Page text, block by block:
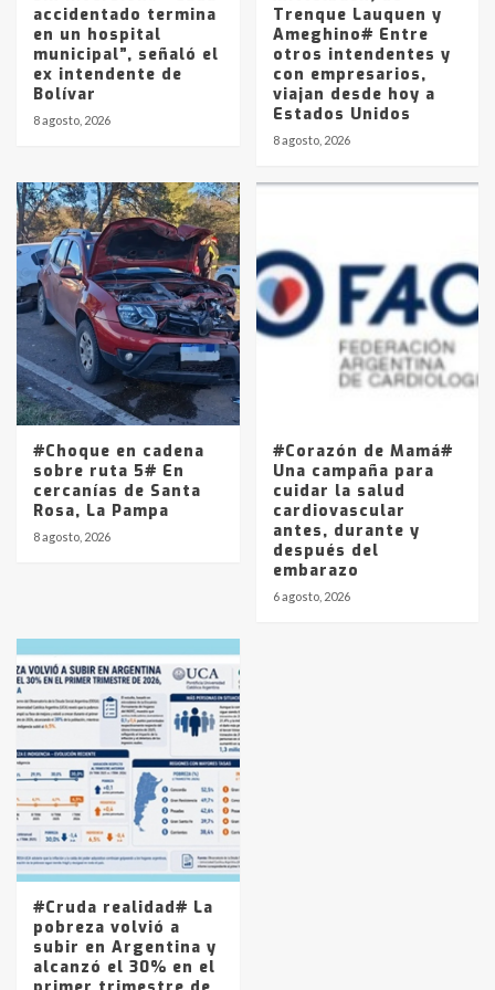
accidentado termina
en un hospital
municipal”, señaló el
ex intendente de
Bolívar
8 agosto, 2026
Trenque Lauquen y
Ameghino# Entre
otros intendentes y
con empresarios,
viajan desde hoy a
Estados Unidos
8 agosto, 2026
#Choque en cadena
sobre ruta 5# En
cercanías de Santa
Rosa, La Pampa
8 agosto, 2026
#Corazón de Mamá#
Una campaña para
cuidar la salud
cardiovascular
antes, durante y
después del
embarazo
6 agosto, 2026
#Cruda realidad# La
pobreza volvió a
subir en Argentina y
alcanzó el 30% en el